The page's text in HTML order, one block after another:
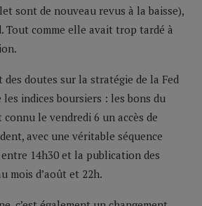
sont de nouveau revus à la baisse),
Tout comme elle avait trop tardé à
des doutes sur la stratégie de la Fed
les indices boursiers : les bons du
le vendredi 6 un accès de
avec une véritable séquence
14h30 et la publication des
mois d’août et 22h.